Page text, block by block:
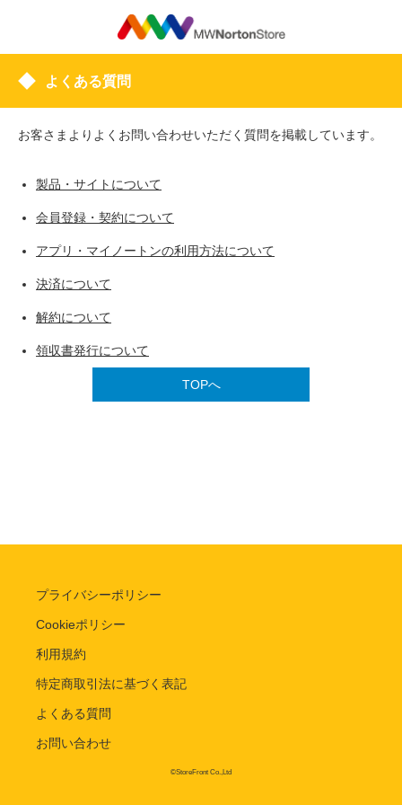
よくある質問
お客さまよりよくお問い合わせいただく質問を掲載しています。
製品・サイトについて
会員登録・契約について
アプリ・マイノートンの利用方法について
決済について
解約について
領収書発行について
TOPへ
プライバシーポリシー
Cookieポリシー
利用規約
特定商取引法に基づく表記
よくある質問
お問い合わせ
©StoreFront Co.,Ltd